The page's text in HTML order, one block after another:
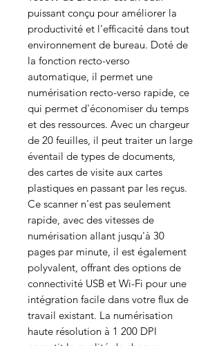
puissant conçu pour améliorer la
productivité et l'efficacité dans tout
environnement de bureau. Doté de
la fonction recto-verso
automatique, il permet une
numérisation recto-verso rapide, ce
qui permet d'économiser du temps
et des ressources. Avec un chargeur
de 20 feuilles, il peut traiter un large
éventail de types de documents,
des cartes de visite aux cartes
plastiques en passant par les reçus.
Ce scanner n'est pas seulement
rapide, avec des vitesses de
numérisation allant jusqu'à 30
pages par minute, il est également
polyvalent, offrant des options de
connectivité USB et Wi-Fi pour une
intégration facile dans votre flux de
travail existant. La numérisation
haute résolution à 1 200 DPI